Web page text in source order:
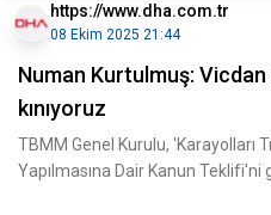
https://www.dha.com.tr
08 Ekim 2025 21:44
Numan Kurtulmuş: Vicdan
kınıyoruz
TBMM Genel Kurulu, 'Karayolları
Yapılmasına Dair Kanun